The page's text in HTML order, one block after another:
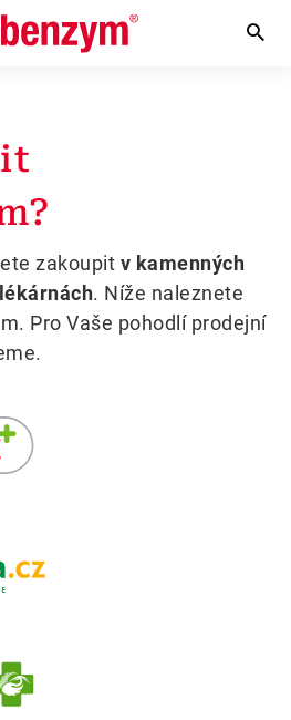
zakoupit v kamenných
. Níže naleznete
Pro Vaše pohodlí prodejní